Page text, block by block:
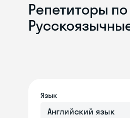
Репетиторы
Язык
Английский язык